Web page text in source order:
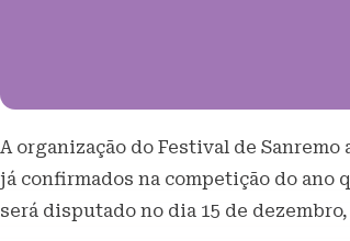
A organização do Festival de
já confirmados na competição do ano
será disputado no dia 15 de